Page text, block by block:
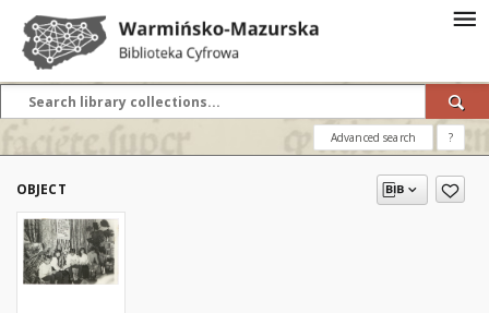
Advanced search ?
OBJECT